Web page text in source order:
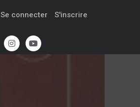
Se connecter S'inscrire